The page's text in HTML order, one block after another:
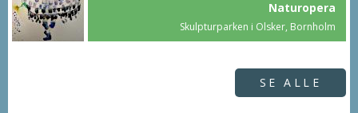
Naturopera
Skulpturparken i Olsker, Bornholm
SE ALLE